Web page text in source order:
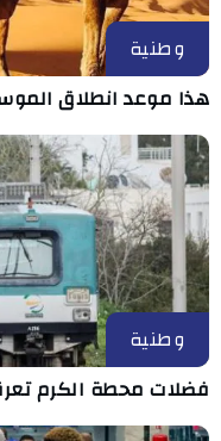
وطنية
هذا موعد انطلاق
وطنية
فضلات محطة الكرم